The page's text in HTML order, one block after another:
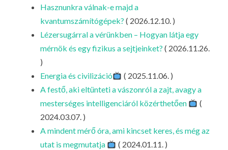
CS
IL
LA
G
KI
G
Hasznunkra válnak-e majd a
kvantumszámítógépek? ( 2026.12.10. )
Lézersugárral a vérünkben – Hogyan látja egy
mérnök és egy fizikus a sejtjeinket? ( 2026.11.26.
)
Energia és civilizáció
( 2025.11.06. )
A festő, aki eltünteti a vászonról a zajt, avagy a
mesterséges intelligenciáról közérthetően
(
2024.03.07. )
A mindent mérő óra, ami kincset keres, és még az
utat is megmutatja
( 2024.01.11. )